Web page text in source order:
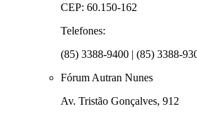
CEP: 60.150-162
Telefones:
(85) 3388-9400 | (85) 3388-
Fórum Autran Nunes
Av. Tristão Gonçalves, 912